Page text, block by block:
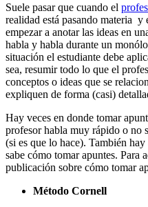
Suele pasar que cuando el
realidad está pasando materia
empezar a anotar las ideas en
habla y habla durante un
situación el estudiante debe
sea, resumir todo lo que el
conceptos o ideas que se
expliquen de forma (casi)
Hay veces en donde tomar
profesor habla muy rápido o no
(si es que lo hace). También
sabe cómo tomar apuntes. Para
publicación sobre cómo tomar
Método Cornell